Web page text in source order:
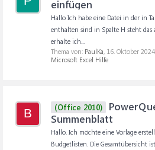
einfügen
Hallo Ich habe eine Datei in der in
enthalten sind in Spalte H steht das
erhalte ich...
Thema von: PaulKa 16. Oktober 2024
Microsoft Excel Hilfe
B (Office 2010)
Summenblatt
Hallo. Ich möchte eine Vorlage
Budgetlisten. Die Gesamtübersicht